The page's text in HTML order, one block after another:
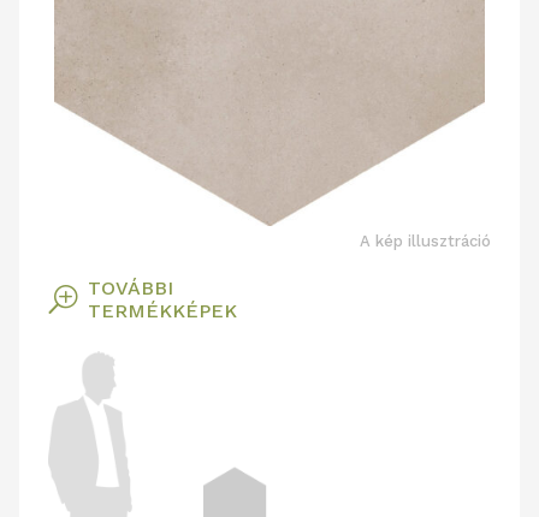
A kép illusztráció
T TOVÁBBI
TERMÉKKÉPEK